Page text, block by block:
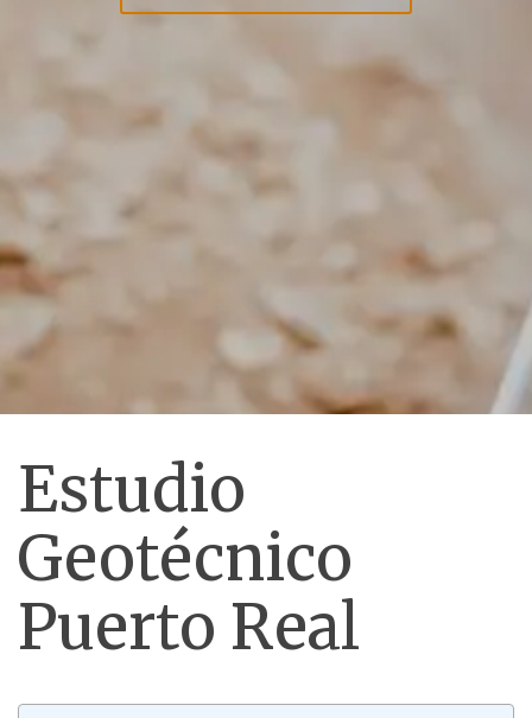
Estudio
Geotécnico
Puerto Real